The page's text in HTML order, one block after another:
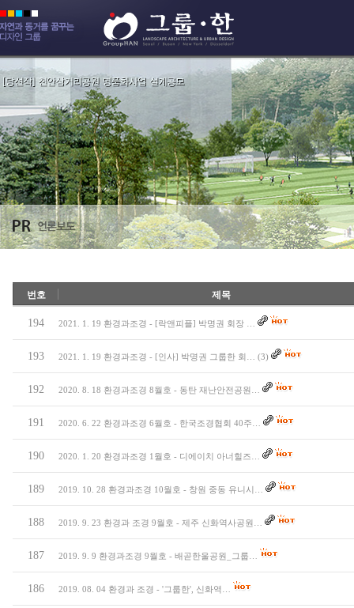
번호 제목
194 2021. 1. 19 환경과조경 - [락앤피플] 박명권 회장 …
193 2021. 1. 19 환경과조경 - [인사] 박명권 그룹한 회… (3)
192 2020. 8. 18 환경과조경 8월호 - 동탄 재난안전공원…
191 2020. 6. 22 환경과조경 6월호 - 한국조경협회 40주…
190 2020. 1. 20 환경과조경 1월호 - 디에이치 아너힐즈…
189 2019. 10. 28 환경과조경 10월호 - 창원 중동 유니시…
188 2019. 9. 23 환경과 조경 9월호 - 제주 신화역사공원…
187 2019. 9. 9 환경과조경 9월호 - 배곧한울공원_그룹…
186 2019. 08. 04 환경과 조경 - '그룹한', 신화역…